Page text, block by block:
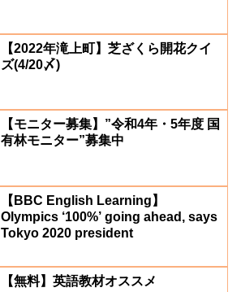
【2022年滝上町】芝ざくら開花クイ
ズ(4/20〆)
【モニター募集】”令和4年・5年度 国
有林モニター”募集中
【BBC English Learning】
Olympics ‘100%’ going ahead, says
Tokyo 2020 president
【無料】英語教材オススメ